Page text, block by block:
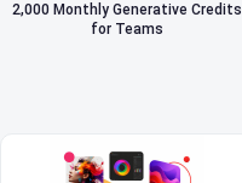
2,000 Monthly Generative Credits
for Teams